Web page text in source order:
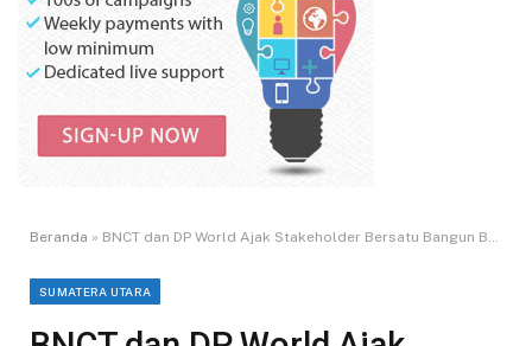
Beranda » BNCT dan DP World Ajak Stakeholder Bersatu Bangun Belawan
SUMATERA UTARA